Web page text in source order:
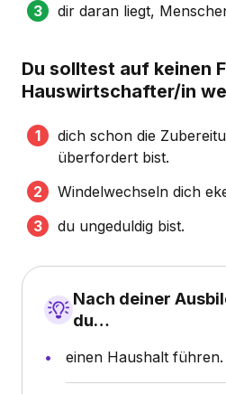
dir daran liegt,
Du solltest auf keinen
Hauswirtschafter/in
dich schon die
überfordert bist.
Windelwechseln dich
du ungeduldig bist.
Nach deiner
du…
einen Haushalt führen.